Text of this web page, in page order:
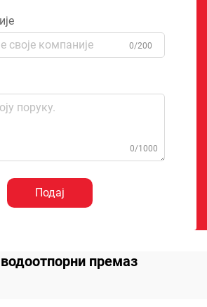
0/200
0/1000
Подај
премаз